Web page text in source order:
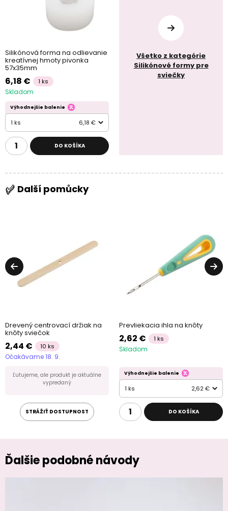
Silikónová forma na odlievanie
kreatívnej hmoty pivonka
57x35mm
6,18 € 1 ks
Skladom
Výhodnejšie balenie
1 ks 6,18 €
DO KOŠÍKA
Všetko z kategórie
Silikónové formy pre
sviečky
Další pomůcky
Drevený centrovací držiak na
knôty sviečok
2,44 € 10 ks
Očakávame 18. 9.
Ľutujeme, ale produkt je aktuálne
vypredaný
STRÁŽIŤ DOSTUPNOST
Prevliekacia ihla na knôty
2,62 € 1 ks
Skladom
Výhodnejšie balenie
1 ks 2,62 €
DO KOŠÍKA
Ďalšie podobné návody